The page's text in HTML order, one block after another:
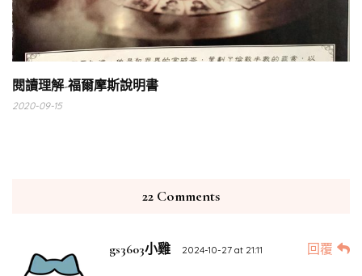
閱讀理解-福爾摩斯說明書
2020-09-15
22 Comments
gs3603小雞 2024-10-27 at 21:11 回覆